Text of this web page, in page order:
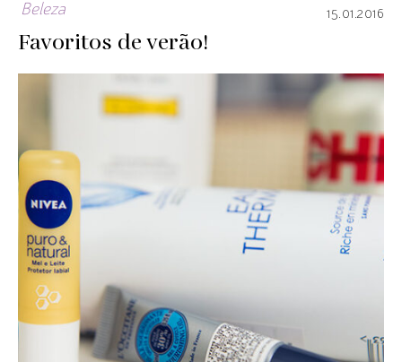
Beleza 15.01.2016
Favoritos de verão!